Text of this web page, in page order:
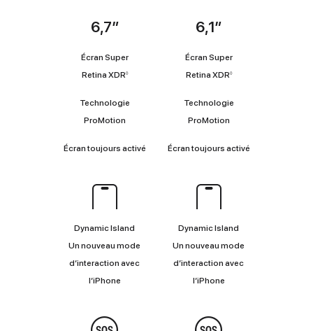
6,7″
Écran Super
Retina XDR◊Renvoi
légales
Technologie
ProMotion
Écran toujours activé
6,1″
Écran Super
Retina XDR◊Renvoi
légales
Technologie
ProMotion
Écran toujours activé
Dynamic
Dynamic Island
Un nouveau mode
d’interaction avec
l’iPhone
Dynamic Island
Un nouveau mode
d’interaction avec
l’iPhone
Sécurité